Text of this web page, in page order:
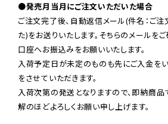
●発売月当月にご注文いただいた場合
ご注文完了後、自動返信メール(件名：ご注
た)をお送りいたします。そちらのメールを
口座へお振込みをお願いいたします。
入荷予定日が未定のものも先にご入金を
をさせていただきます。
入荷次第の発送となりますので、即納商品
解のほどよろしくお願い申し上げます。